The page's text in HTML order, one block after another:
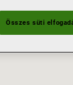
Összes süti